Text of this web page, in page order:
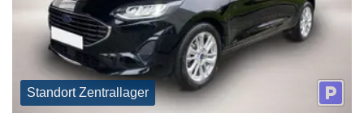
Standort Zentrallager